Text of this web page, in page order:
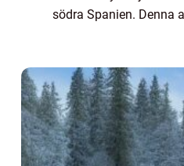
södra Spanien. Denna